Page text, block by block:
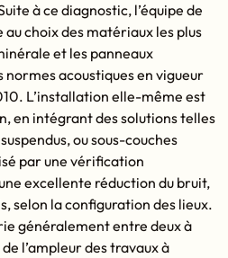
à ce diagnostic, l’équipe de
choix des matériaux les plus
et les panneaux
acoustiques en vigueur
L’installation elle-même est
en intégrant des solutions telles
ou sous-couches
par une vérification
excellente réduction du bruit,
selon la configuration des lieux.
généralement entre deux à
l’ampleur des travaux à